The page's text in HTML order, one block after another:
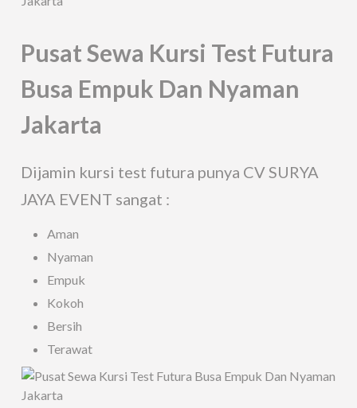
Pusat Sewa Kursi Test Futura
Busa Empuk Dan Nyaman
Jakarta
Dijamin kursi test futura punya CV SURYA
JAYA EVENT sangat :
Aman
Nyaman
Empuk
Kokoh
Bersih
Terawat